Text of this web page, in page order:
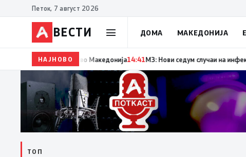
Петок, 7 август 2026
ВЕСТИ ДОМА МАКЕДОНИЈА
НАЈНОВО14:42Момче тешко повредено во Кушадаси со
ТОП